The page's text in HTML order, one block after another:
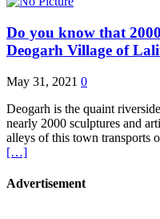
Do you know that
Deogarh Village of
May 31, 2021 0
Deogarh is the quaint
nearly 2000 sculptures and
alleys of this town transports
[…]
Advertisement